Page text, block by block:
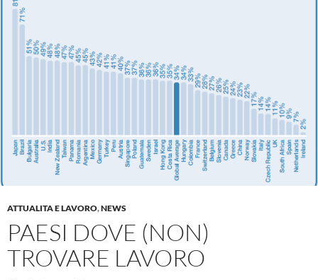
ATTUALITA E LAVORO,NEWS
PAESI DOVE (NON)
TROVARE LAVORO